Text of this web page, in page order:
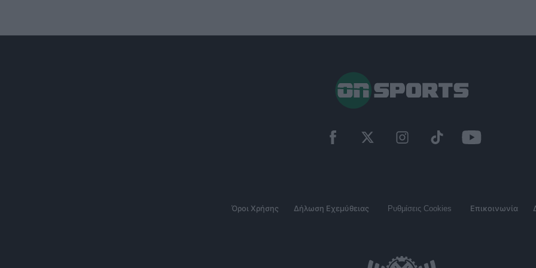
Όροι Χρήσης Δήλωση Εχεμύθειας Ρυθμίσεις Cookies Επικοινωνία